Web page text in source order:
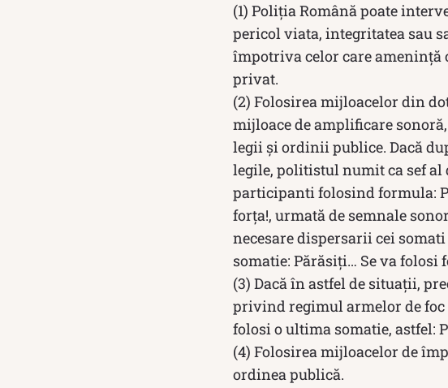
(1) Poliția Română poate
pericol viata, integritatea sau
împotriva celor care
privat.
(2) Folosirea mijloacelor din
mijloace de amplificare
legii și ordinii publice. Dacă
legile, politistul numit ca sef
participanti folosind formula:
forța!, urmată de semnale
necesare dispersarii cei
somatie: Părăsiți… Se va folosi
(3) Dacă în astfel de situații,
privind regimul armelor de
folosi o ultima somatie, astfel:
(4) Folosirea mijloacelor de
ordinea publică.